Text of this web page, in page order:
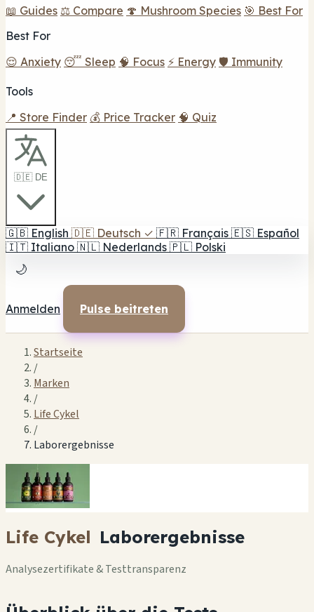
📖 Guides ⚖️ Compare 🍄 Mushroom Species 🎯 Best For
Best For
😌 Anxiety 😴 Sleep 🧠 Focus ⚡ Energy 🛡️ Immunity
Tools
📍 Store Finder 💰 Price Tracker 🧠 Quiz
🇩🇪 DE
🇬🇧 English 🇩🇪 Deutsch ✓ 🇫🇷 Français 🇪🇸 Español
🇮🇹 Italiano 🇳🇱 Nederlands 🇵🇱 Polski
🌙
Anmelden Pulse beitreten
Startseite
/
Marken
/
Life Cykel
/
Laborergebnisse
Life Cykel Laborergebnisse
Analysezertifikate & Testtransparenz